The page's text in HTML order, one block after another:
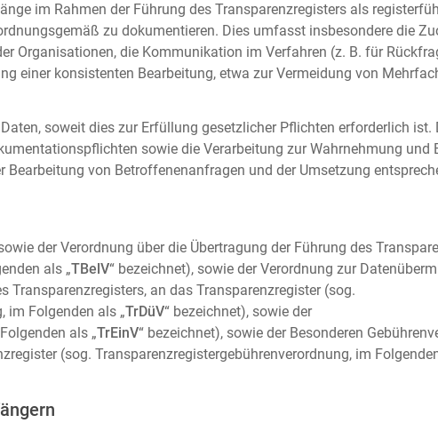
im Rahmen der Führung des Transparenzregisters als
zu dokumentieren. Dies umfasst insbesondere die
Organisationen, die Kommunikation im Verfahren (z. B. für
einer konsistenten Bearbeitung, etwa zur Vermeidung von
soweit dies zur Erfüllung gesetzlicher Pflichten erforderlich ist.
sowie die Verarbeitung zur Wahrnehmung und
von Betroffenenanfragen und der Umsetzung
der Verordnung über die Übertragung der Führung des
als „TBelV“ bezeichnet), sowie der Verordnung zur
an das Transparenzregister (sog.
im Folgenden als „TrDüV“ bezeichnet), sowie der
als „TrEinV“ bezeichnet), sowie der Besonderen
(sog. Transparenzregistergebührenverordnung, im